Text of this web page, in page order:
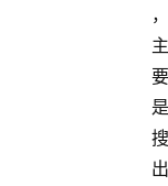
，
主
要
是
搜
出